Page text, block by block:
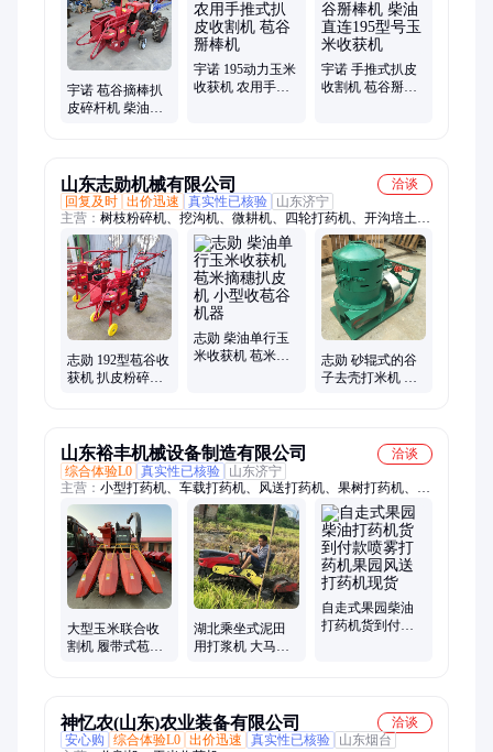
机、精播机、链轨微耕机、趟地机、汽油吹风机
宇诺 苞谷摘棒扒
皮碎杆机 柴油自
宇诺 195动力玉米
收获机 农用手推
宇诺 手推式扒皮
收割机 苞谷掰棒
山东志勋机械有限公司
洽谈
回复及时 出价迅速 真实性已核验
山东济宁
主营： 树枝粉碎机、挖沟机、微耕机、四轮打药机、开沟培土
机、收谷机、吸粮机、木材粉碎机、木屑机、碎草机、切菜机、
挖坑机、铡草机、干湿分离机、碾米机、豆扁机、不锈钢混料
机、开沟机、搅拌机、制糁机、汽油镐、磨面
志勋 192型苞谷收
获机 扒皮粉碎秸
志勋 柴油单行玉
米收获机 苞米摘
志勋 砂辊式的谷
子去壳打米机 家
山东裕丰机械设备制造有限公司
洽谈
综合体验L0 真实性已核验
山东济宁
主营： 小型打药机、车载打药机、风送打药机、果树打药机、乘
坐式打药机、果园喷药机、水田履带旋耕机、弥雾机、施肥机、
水田旱地两用履带旋耕机、履带拖拉机、金大丰拖拉机、东方红
拖拉机、国四带补贴拖拉机、大马力拖拉机
大型玉米联合收
割机 履带式苞谷
湖北乘坐式泥田
用打浆机 大马力
自走式果园柴油
打药机货到付款
神忆农(山东)农业装备有限公司
洽谈
安心购
综合体验L0 出价迅速 真实性已核验
山东烟台